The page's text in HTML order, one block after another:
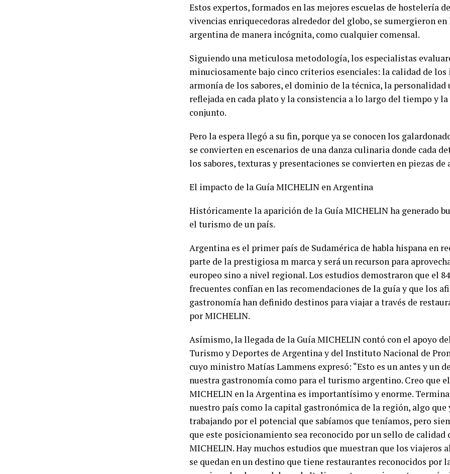
Estos expertos, formados en las mejores escuelas de hostelería
vivencias enriquecedoras alrededor del globo, se sumergieron
argentina de manera incógnita, como cualquier comensal.
Siguiendo una meticulosa metodología, los especialistas
minuciosamente bajo cinco criterios esenciales: la calidad de
armonía de los sabores, el dominio de la técnica, la personalidad
reflejada en cada plato y la consistencia a lo largo del tiempo y la
conjunto.
Pero la espera llegó a su fin, porque ya se conocen los
se convierten en escenarios de una danza culinaria donde cada
los sabores, texturas y presentaciones se convierten en piezas de
El impacto de la Guía MICHELIN en Argentina
Históricamente la aparición de la Guía MICHELIN ha generado
el turismo de un país.
Argentina es el primer país de Sudamérica de habla hispana en
parte de la prestigiosa m marca y será un recurson para
europeo sino a nivel regional. Los estudios demostraron que el
frecuentes confían en las recomendaciones de la guía y que los
gastronomía han definido destinos para viajar a través de
por MICHELIN.
Asímismo, la llegada de la Guía MICHELIN contó con el apoyo
Turismo y Deportes de Argentina y del Instituto Nacional de
cuyo ministro Matías Lammens expresó: “Esto es un antes y un
nuestra gastronomía como para el turismo argentino. Creo que
MICHELIN en la Argentina es importantísimo y enorme.
nuestro país como la capital gastronómica de la región, algo que
trabajando por el potencial que sabíamos que teníamos, pero
que este posicionamiento sea reconocido por un sello de calidad
MICHELIN. Hay muchos estudios que muestran que los viajeros
se quedan en un destino que tiene restaurantes reconocidos por